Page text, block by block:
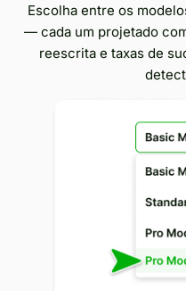
Escolha entre os
— cada um projetado
reescrita e taxas de